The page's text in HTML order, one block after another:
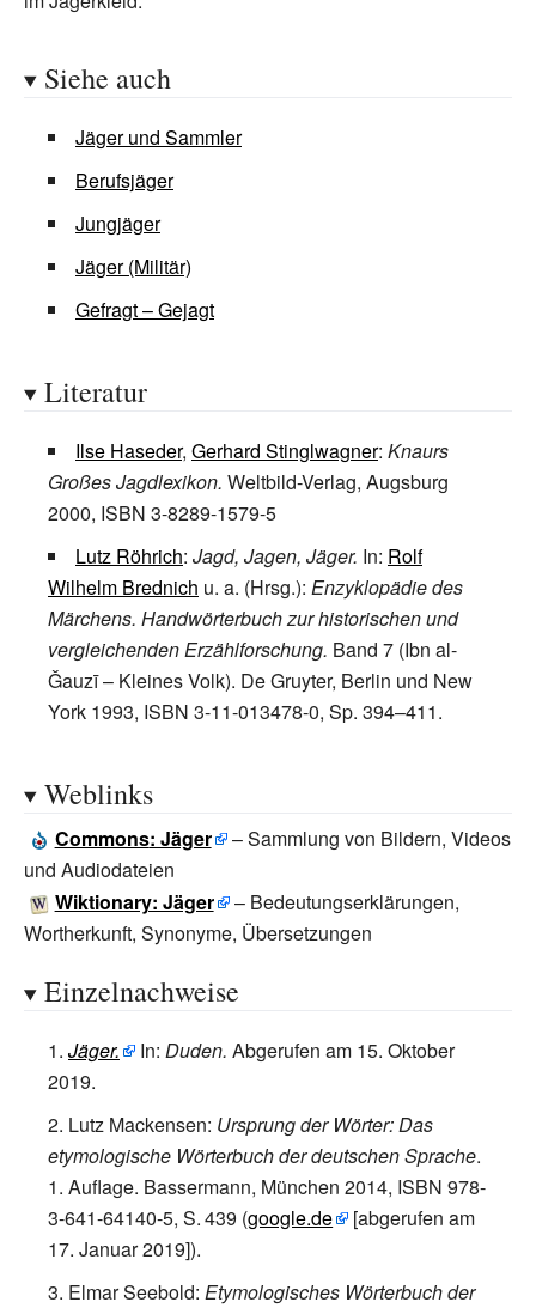
Siehe auch
Jäger und Sammler
Berufsjäger
Jungjäger
Jäger (Militär)
Gefragt – Gejagt
Literatur
Ilse Haseder, Gerhard Stinglwagner: Knaurs
Großes Jagdlexikon. Weltbild-Verlag, Augsburg
2000, ISBN 3-8289-1579-5
Lutz Röhrich: Jagd, Jagen, Jäger. In: Rolf
Wilhelm Brednich u. a. (Hrsg.): Enzyklopädie des
Märchens. Handwörterbuch zur historischen und
vergleichenden Erzählforschung. Band 7 (Ibn al-
Ǧauzī – Kleines Volk). De Gruyter, Berlin und New
York 1993, ISBN 3-11-013478-0, Sp. 394–411.
Weblinks
Commons: Jäger
– Sammlung von Bildern, Videos
und Audiodateien
Wiktionary: Jäger
– Bedeutungserklärungen,
Wortherkunft, Synonyme, Übersetzungen
Einzelnachweise
Jäger. In: Duden. Abgerufen am 15. Oktober
2019.
Lutz Mackensen: Ursprung der Wörter: Das
etymologische Wörterbuch der deutschen Sprache.
1. Auflage. Bassermann, München 2014, ISBN 978-
3-641-64140-5, S.439 (google.de [abgerufen am
17. Januar 2019]).
Elmar Seebold: Etymologisches Wörterbuch der